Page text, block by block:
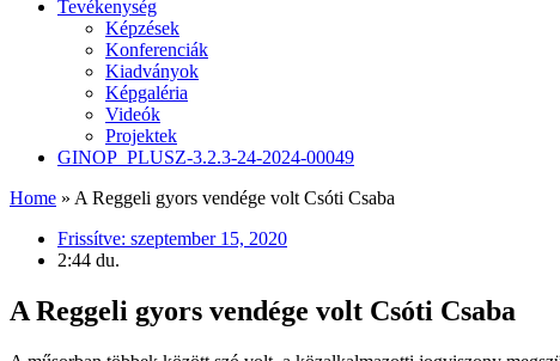
Tevékenység
Képzések
Konferenciák
Kiadványok
Képgaléria
Videók
Projektek
GINOP_PLUSZ-3.2.3-24-2024-00049
Home » A Reggeli gyors vendége volt Csóti Csaba
Frissítve: szeptember 15, 2020
2:44 du.
A Reggeli gyors vendége volt Csóti Csaba